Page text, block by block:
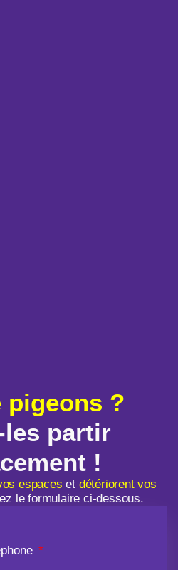
pigeons ?
les partir
!
espaces et détériorent vos
le formulaire ci-dessous.